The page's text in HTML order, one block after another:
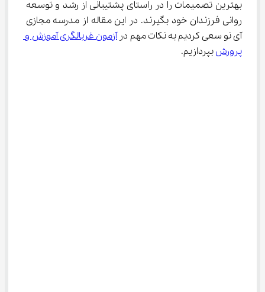
بهترین تصمیمات را در راستای پشتیبانی از رشد و توسعه
روانی فرزندان خود بگیرند. در این مقاله از مدرسه مجازی
آی نو سعی کردیم به نکات مهم در آزمون غربالگری آموزش و
پرورش بپردازیم.